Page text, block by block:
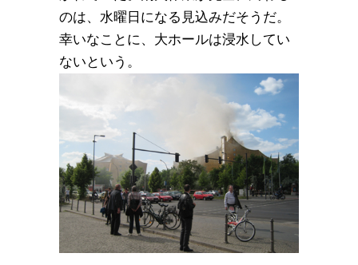
のは、水曜日になる見込みだそうだ。
幸いなことに、大ホールは浸水してい
ないという。